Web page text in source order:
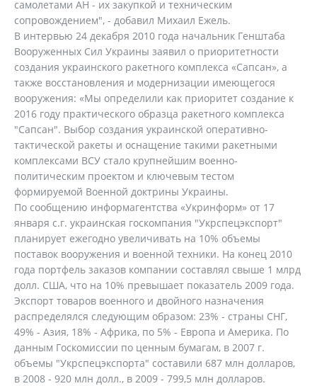
самолетами АН - их закупкой и техническим
сопровождением", - добавил Михаил Ежель.
В интервью 24 декабря 2010 года начальник Генштаба
Вооруженных Сил Украины заявил о приоритетности
создания украинского ракетного комплекса «Сапсан», а
также восстановления и модернизации имеющегося
вооружения: «Мы определили как приоритет создание к
2016 году практического образца ракетного комплекса
"Сапсан". Выбор создания украинской оперативно-
тактической ракеты и оснащение такими ракетными
комплексами ВСУ стало крупнейшим военно-
политическим проектом и ключевым тестом
формируемой Военной доктрины Украины.
По сообщению информагентства «Укринформ» от 17
января с.г. украинская госкомпания "Укрспецэкспорт"
планирует ежегодно увеличивать на 10% объемы
поставок вооружения и военной техники. На конец 2010
года портфель заказов компании составлял свыше 1 млрд
долл. США, что на 10% превышает показатель 2009 года.
Экспорт товаров военного и двойного назначения
распределялся следующим образом: 23% - страны СНГ,
49% - Азия, 18% - Африка, по 5% - Европа и Америка. По
данным Госкомиссии по ценным бумагам, в 2007 г.
объемы "Укрспецэкспорта" составили 687 млн долларов,
в 2008 - 920 млн долл., в 2009 - 799,5 млн долларов.